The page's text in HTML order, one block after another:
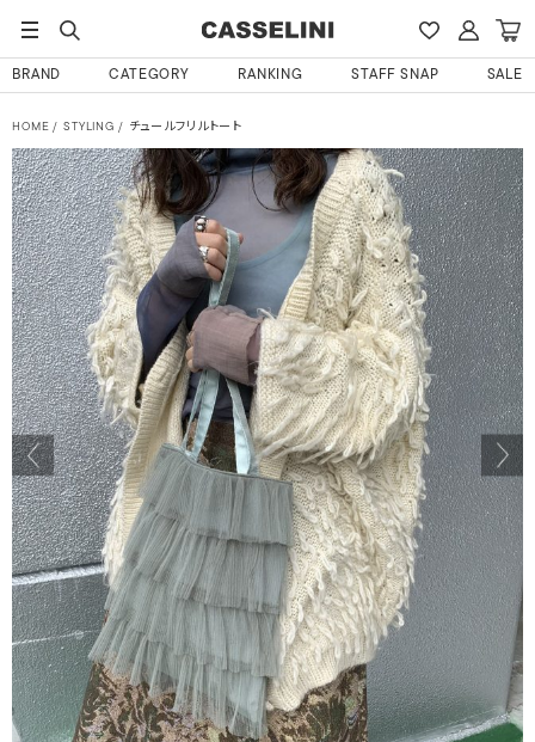
BRAND CATEGORY RANKING STAFF SNAP SALE
HOME STYLING チュールフリルトート